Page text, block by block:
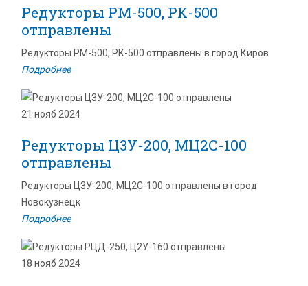
Редукторы РМ-500, РК-500
отправлены
Редукторы РМ-500, РК-500 отправлены в город Киров
Подробнее
21 нояб 2024
Редукторы Ц3У-200, МЦ2С-100
отправлены
Редукторы Ц3У-200, МЦ2С-100 отправлены в город
Новокузнецк
Подробнее
18 нояб 2024